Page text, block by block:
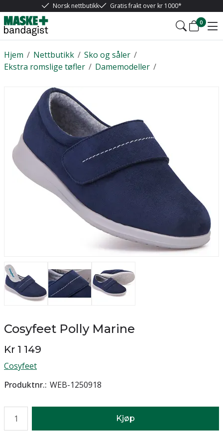
Norsk nettbutikk Gratis frakt over kr 1000*
0
/
Hjem /
Nettbutikk /
Sko og såler
/
Ekstra romslige tøfler /
Damemodeller
Cosyfeet Polly Marine
Kr 1 149
Cosyfeet
Produktnr. WEB-1250918
Kjøp